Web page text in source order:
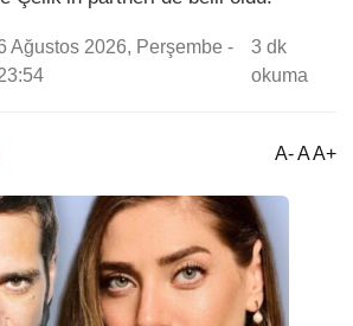
Ağustos 2026, Perşembe -
3 dk
okuma
A- A A+